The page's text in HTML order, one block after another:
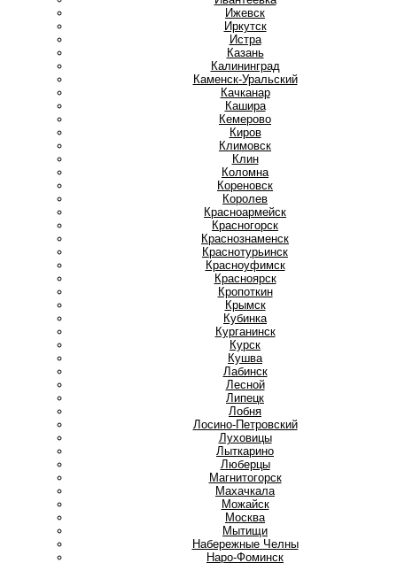
Ижевск
Иркутск
Истра
Казань
Калининград
Каменск-Уральский
Качканар
Кашира
Кемерово
Киров
Климовск
Клин
Коломна
Кореновск
Королев
Красноармейск
Красногорск
Краснознаменск
Краснотурьинск
Красноуфимск
Красноярск
Кропоткин
Крымск
Кубинка
Курганинск
Курск
Кушва
Лабинск
Лесной
Липецк
Лобня
Лосино-Петровский
Луховицы
Лыткарино
Люберцы
Магнитогорск
Махачкала
Можайск
Москва
Мытищи
Набережные Челны
Наро-Фоминск